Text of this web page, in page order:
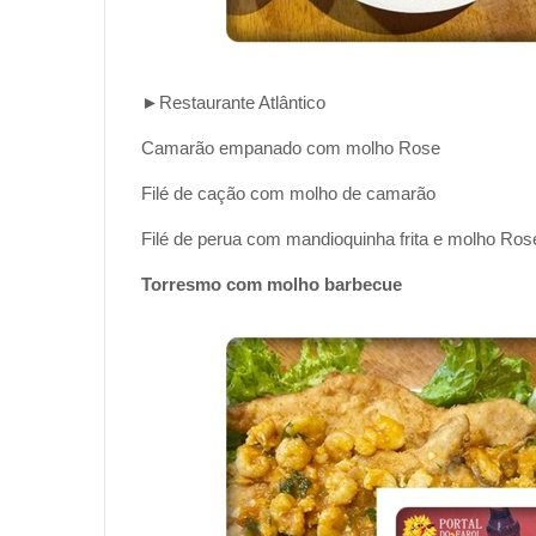
►Restaurante Atlântico
Camarão empanado com molho Rose
Filé de cação com molho de camarão
Filé de perua com mandioquinha frita e molho
Torresmo com molho barbecue